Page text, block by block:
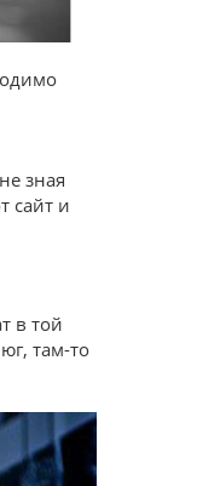
зная
сайт и
в той
там-то